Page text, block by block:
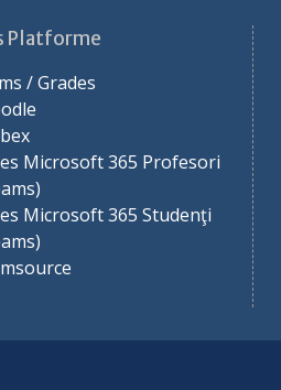
Platforme
/ Grades
Microsoft 365 Profesori
Microsoft 365 Studenţi